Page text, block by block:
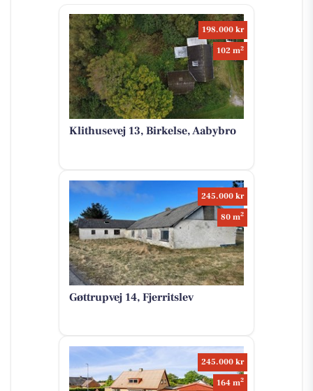
198.000 kr
102 m2
Klithusevej 13, Birkelse, Aabybro
245.000 kr
80 m2
Gøttrupvej 14, Fjerritslev
245.000 kr
164 m2